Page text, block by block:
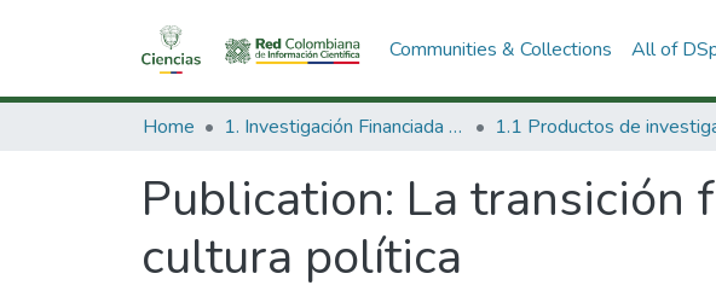
Communities & Collections All of
Home 1. Investigación Financiada con Recursos Públicos
Publication: La transición
cultura política